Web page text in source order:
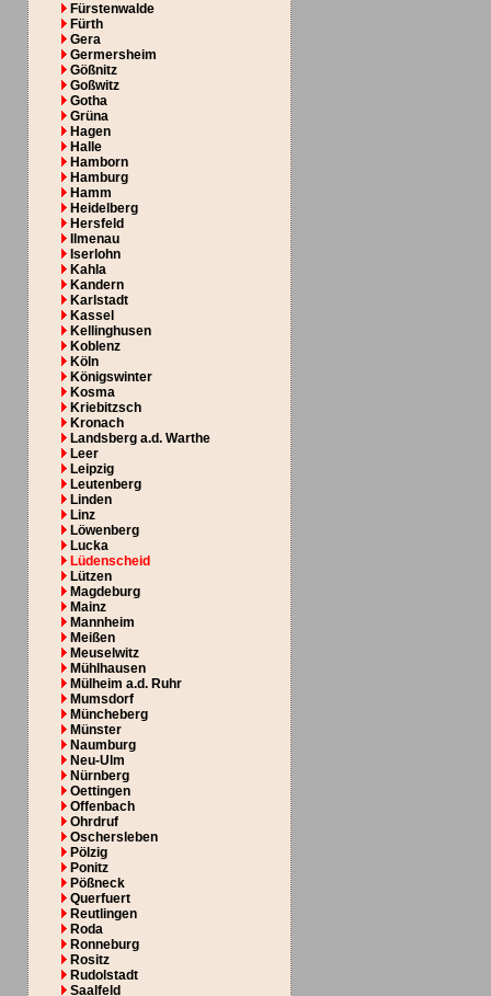
Fürstenwalde
Fürth
Gera
Germersheim
Gößnitz
Goßwitz
Gotha
Grüna
Hagen
Halle
Hamborn
Hamburg
Hamm
Heidelberg
Hersfeld
Ilmenau
Iserlohn
Kahla
Kandern
Karlstadt
Kassel
Kellinghusen
Koblenz
Köln
Königswinter
Kosma
Kriebitzsch
Kronach
Landsberg a.d. Warthe
Leer
Leipzig
Leutenberg
Linden
Linz
Löwenberg
Lucka
Lüdenscheid
Lützen
Magdeburg
Mainz
Mannheim
Meißen
Meuselwitz
Mühlhausen
Mülheim a.d. Ruhr
Mumsdorf
Müncheberg
Münster
Naumburg
Neu-Ulm
Nürnberg
Oettingen
Offenbach
Ohrdruf
Oschersleben
Pölzig
Ponitz
Pößneck
Querfuert
Reutlingen
Roda
Ronneburg
Rositz
Rudolstadt
Saalfeld